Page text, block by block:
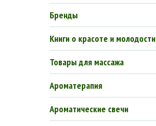
Бренды
Книги о красоте и молодости
Товары для массажа
Ароматерапия
Ароматические свечи